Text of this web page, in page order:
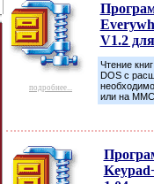
подробнее...
V1.2
Чтение
DOS с
или на